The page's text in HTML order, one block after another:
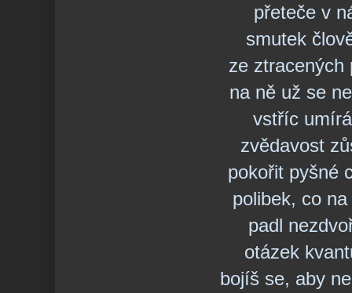
přeteče v
smutek
ze ztracených
na ně už se
vstříc
zvědavost
pokořit pyšné
polibek, co
padl
otázek
bojíš se, aby